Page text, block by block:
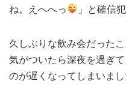
ね。えへへっ
」と確信
久しぶりな飲み会だった
気がついたら深夜を過ぎ
のが遅くなってしまいまし